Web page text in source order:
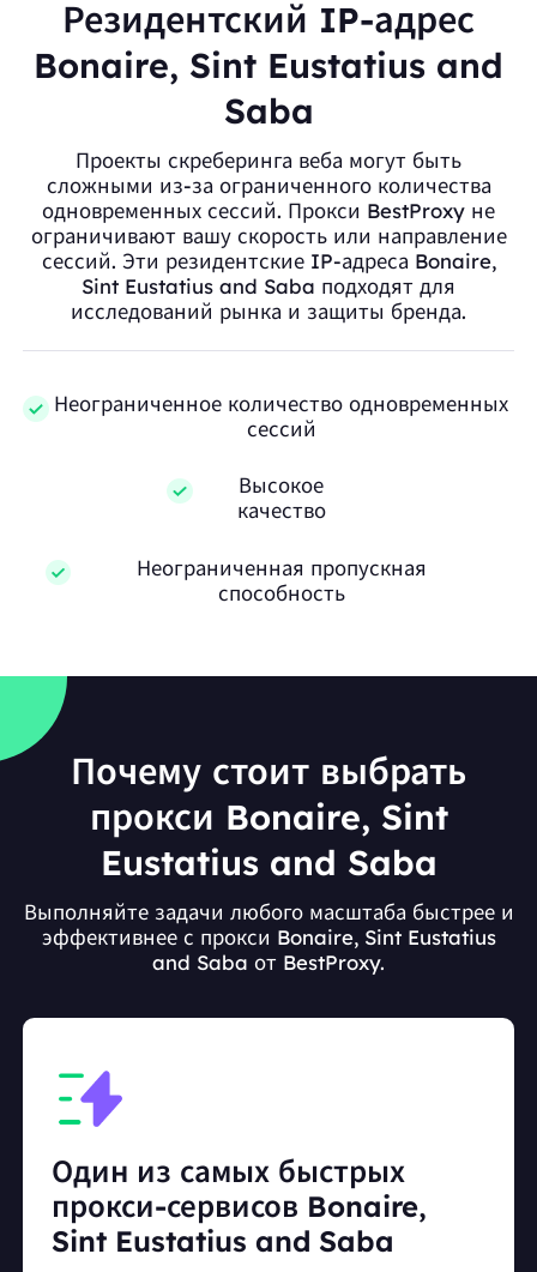
Резидентский IP-адрес
Bonaire, Sint Eustatius and
Saba
Проекты скреберинга веба могут быть
сложными из-за ограниченного количества
одновременных сессий. Прокси BestProxy не
ограничивают вашу скорость или направление
сессий. Эти резидентские IP-адреса Bonaire,
Sint Eustatius and Saba подходят для
исследований рынка и защиты бренда.
Неограниченное количество одновременных
сессий
Высокое
качество
Неограниченная пропускная
способность
Почему стоит выбрать
прокси Bonaire, Sint
Eustatius and Saba
Выполняйте задачи любого масштаба быстрее и
эффективнее с прокси Bonaire, Sint Eustatius
and Saba от BestProxy.
Один из самых быстрых
прокси-сервисов Bonaire,
Sint Eustatius and Saba